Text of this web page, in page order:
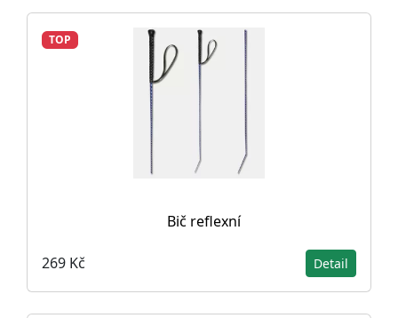
TOP
Bič reflexní
269 Kč Detail